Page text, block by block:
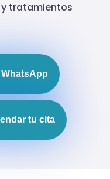
tratamientos
tu cita